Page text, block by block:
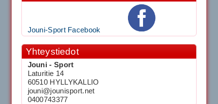
Jouni-Sport Facebook
Yhteystiedot
Jouni - Sport
Laturitie 14
60510 HYLLYKALLIO
jouni@jounisport.net
0400743377